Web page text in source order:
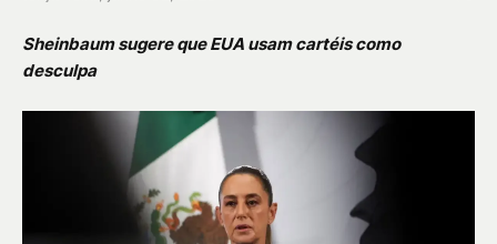
Sheinbaum sugere que EUA usam cartéis como
desculpa